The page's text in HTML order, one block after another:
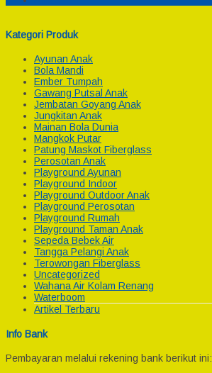
Kategori Produk
Ayunan Anak
Bola Mandi
Ember Tumpah
Gawang Putsal Anak
Jembatan Goyang Anak
Jungkitan Anak
Mainan Bola Dunia
Mangkok Putar
Patung Maskot Fiberglass
Perosotan Anak
Playground Ayunan
Playground Indoor
Playground Outdoor Anak
Playground Perosotan
Playground Rumah
Playground Taman Anak
Sepeda Bebek Air
Tangga Pelangi Anak
Terowongan Fiberglass
Uncategorized
Wahana Air Kolam Renang
Waterboom
Artikel Terbaru
Info Bank
Pembayaran melalui rekening bank berikut ini: